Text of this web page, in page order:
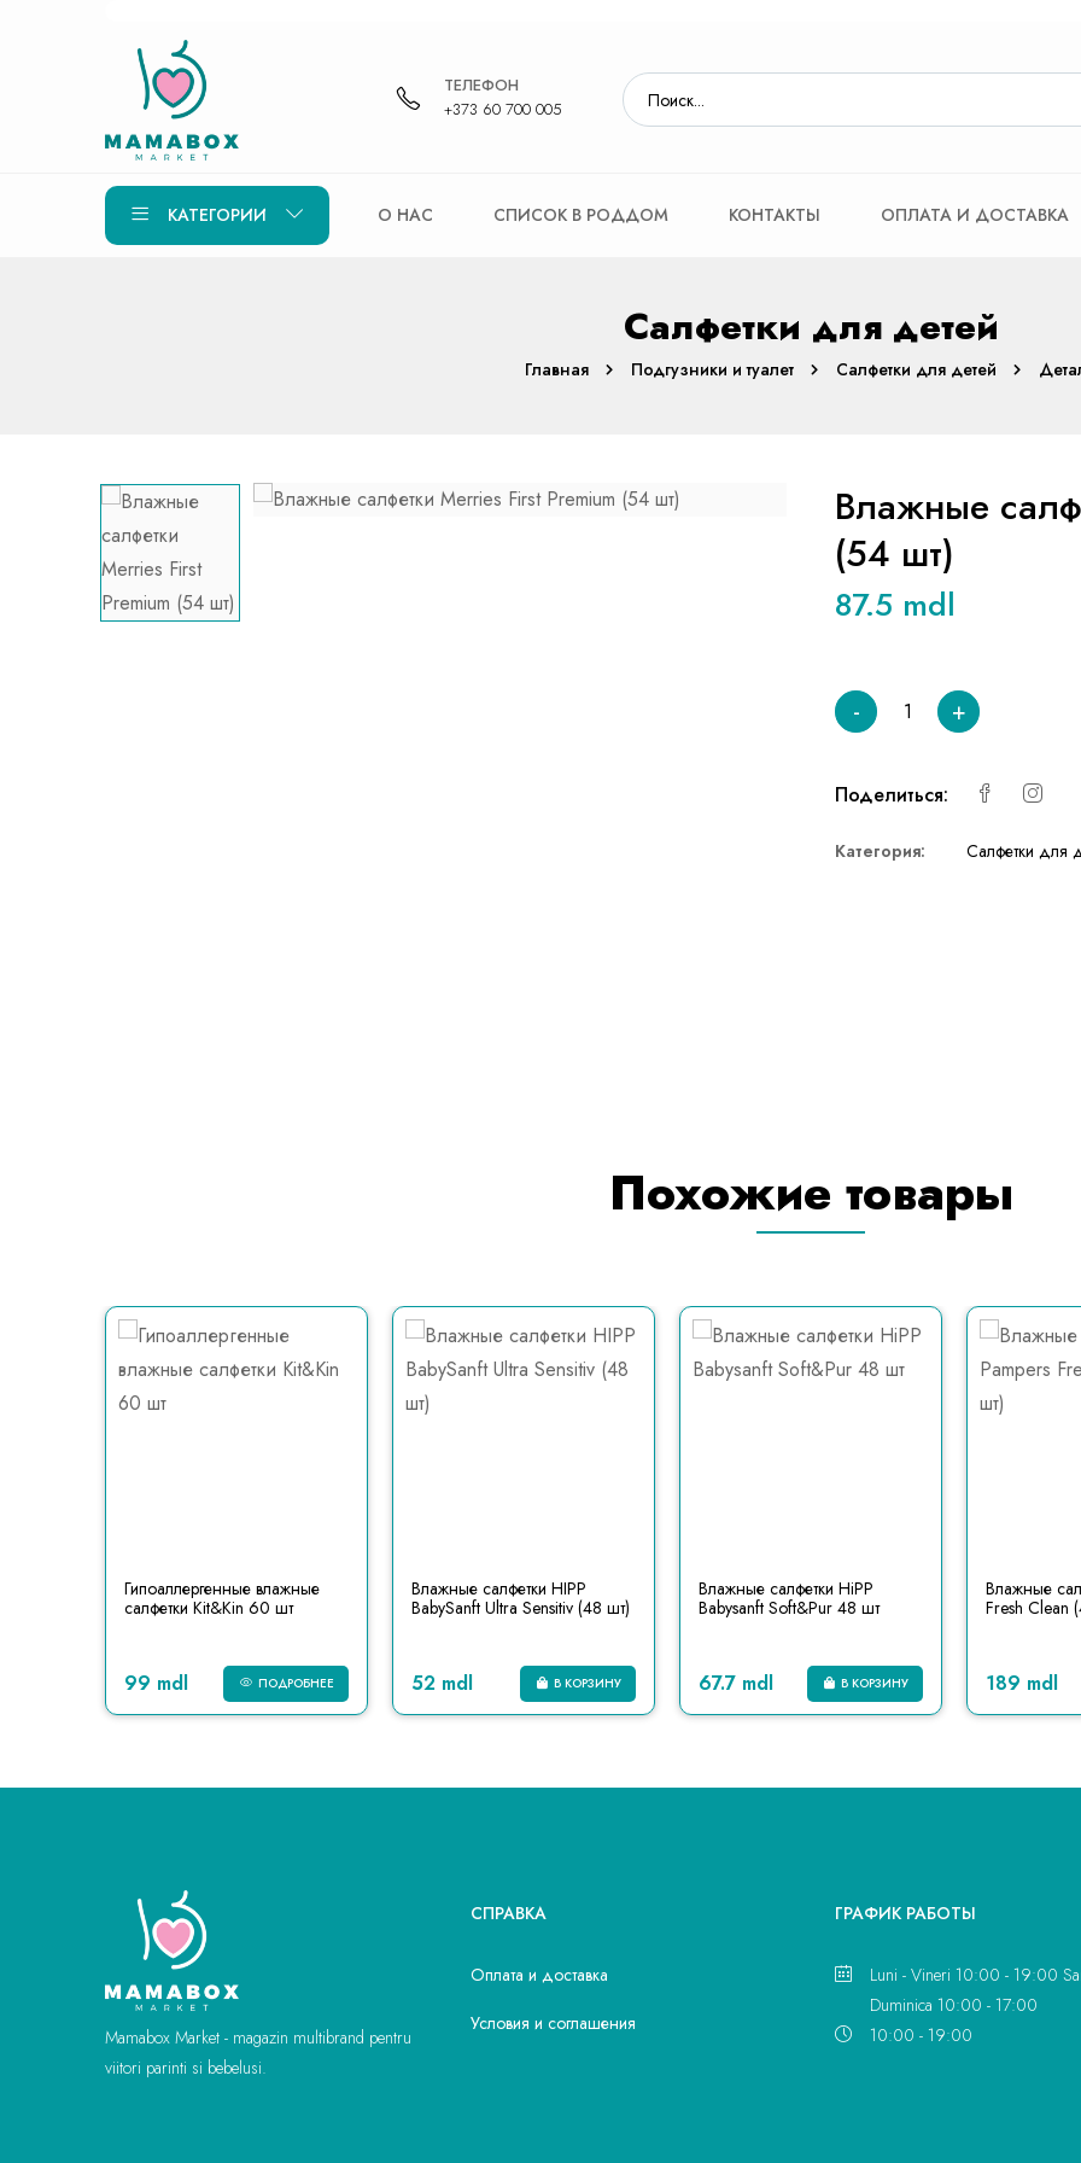
ТЕЛЕФОН
+373 60 700 005
КАТЕГОРИИ О НАС СПИСОК В РОДДОМ КОНТАКТЫ ОПЛАТА И ДОСТАВКА
Cалфетки для детей
Главная Подгузники и туалет Cалфетки для детей
Влажные
(54 шт)
87.5 mdl
- +
Поделиться:
Категория: Cалфетки для
Похожие товары
Гипоаллергенные влажные
салфетки Kit&Kin 60 шт
99 mdl ПОДРОБНЕЕ
Влажные салфетки HIPP
BabySanft Ultra Sensitiv (48 шт)
52 mdl В КОРЗИНУ
Влажные салфетки HiPP
Babysanft Soft&Pur 48 шт
67.7 mdl В КОРЗИНУ
Влажные
Fresh Clean
189 mdl
Mamabox Market - magazin multibrand pentru
viitori parinti si bebelusi.
СПРАВКА
Оплата и доставка
Условия и соглашения
ГРАФИК РАБОТЫ
Luni - Vineri 10:00 - 19:00
Duminica 10:00 - 17:00
10:00 - 19:00